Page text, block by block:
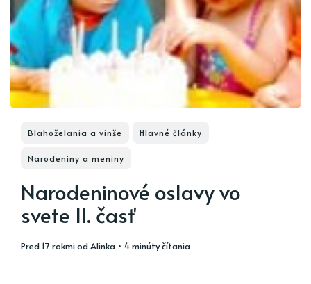
Blahoželania a vinše Hlavné články
Narodeniny a meniny
Narodeninové oslavy vo
svete II. časť
pred 17 rokmiodAlinka • 4 minúty čítania